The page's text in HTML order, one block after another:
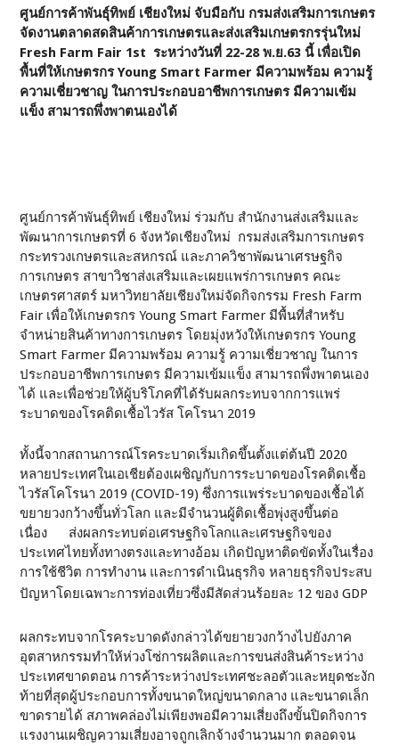
ศูนย์การค้าพันธุ์ทิพย์ เชียงใหม่ จับมือกับ กรมส่งเสริมการเกษตร
จัดงานตลาดสดสินค้าการเกษตรและส่งเสริมเกษตรกรรุ่นใหม่
Fresh Farm Fair 1st ระหว่างวันที่ 22-28 พ.ย.63 นี้ เพื่อเปิด
พื้นที่ให้เกษตรกร Young Smart Farmer มีความพร้อม ความรู้
ความเชี่ยวชาญ ในการประกอบอาชีพการเกษตร มีความเข้ม
แข็ง สามารถพึ่งพาตนเองได้
ศูนย์การค้าพันธุ์ทิพย์ เชียงใหม่ ร่วมกับ สำนักงานส่งเสริมและ
พัฒนาการเกษตรที่ 6 จังหวัดเชียงใหม่ กรมส่งเสริมการเกษตร
กระทรวงเกษตรและสหกรณ์ และภาควิชาพัฒนาเศรษฐกิจ
การเกษตร สาขาวิชาส่งเสริมและเผยแพร่การเกษตร คณะ
เกษตรศาสตร์ มหาวิทยาลัยเชียงใหม่จัดกิจกรรม Fresh Farm
Fair เพื่อให้เกษตรกร Young Smart Farmer มีพื้นที่สำหรับ
จำหน่ายสินค้าทางการเกษตร โดยมุ่งหวังให้เกษตรกร Young
Smart Farmer มีความพร้อม ความรู้ ความเชี่ยวชาญ ในการ
ประกอบอาชีพการเกษตร มีความเข้มแข็ง สามารถพึ่งพาตนเอง
ได้ และเพื่อช่วยให้ผู้บริโภคที่ได้รับผลกระทบจากการแพร่
ระบาดของโรคติดเชื้อไวรัส โคโรนา 2019
ทั้งนี้จากสถานการณ์โรคระบาดเริ่มเกิดขึ้นตั้งแต่ต้นปี 2020
หลายประเทศในเอเชียต้องเผชิญกับการระบาดของโรคติดเชื้อ
ไวรัสโคโรนา 2019 (COVID-19) ซึ่งการแพร่ระบาดของเชื้อได้
ขยายวงกว้างขึ้นทั่วโลก และมีจำนวนผู้ติดเชื้อพุ่งสูงขึ้นต่อ
เนื่อง ส่งผลกระทบต่อเศรษฐกิจโลกและเศรษฐกิจของ
ประเทศไทยทั้งทางตรงและทางอ้อม เกิดปัญหาติดขัดทั้งในเรื่อง
การใช้ชีวิต การทำงาน และการดำเนินธุรกิจ หลายธุรกิจประสบ
ปัญหาโดยเฉพาะการท่องเที่ยวซึ่งมีสัดส่วนร้อยละ 12 ของ GDP
ผลกระทบจากโรคระบาดดังกล่าวได้ขยายวงกว้างไปยังภาค
อุตสาหกรรมทำให้ห่วงโซ่การผลิตและการขนส่งสินค้าระหว่าง
ประเทศขาดตอน การค้าระหว่างประเทศชะลอตัวและหยุดชะงัก
ท้ายที่สุดผู้ประกอบการทั้งขนาดใหญ่ขนาดกลาง และขนาดเล็ก
ขาดรายได้ สภาพคล่องไม่เพียงพอมีความเสี่ยงถึงขั้นปิดกิจการ
แรงงานเผชิญความเสี่ยงอาจถูกเลิกจ้างจำนวนมาก ตลอดจน